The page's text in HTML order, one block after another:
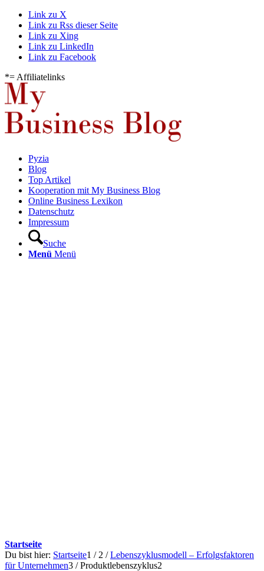
Link zu X
Link zu Rss dieser Seite
Link zu Xing
Link zu LinkedIn
Link zu Facebook
*= Affiliatelinks
Pyzia
Blog
Top Artikel
Kooperation mit My Business Blog
Online Business Lexikon
Datenschutz
Impressum
Suche
Menü Menü
Startseite
Du bist hier: Startseite1 / 2 / Lebenszyklusmodell – Erfolgsfaktoren
für Unternehmen3 / Produktlebenszyklus2